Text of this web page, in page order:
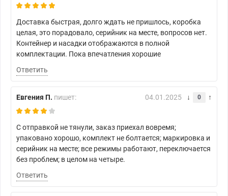
Доставка быстрая, долго ждать не пришлось, коробка
целая, это порадовало, серийник на месте, вопросов нет.
Контейнер и насадки отображаются в полной
комплектации. Пока впечатления хорошие
Ответить
Евгения П. пишет: 04.01.2025 0
С отправкой не тянули, заказ приехал вовремя;
упаковано хорошо, комплект не болтается; маркировка и
серийник на месте; все режимы работают, переключается
без проблем; в целом на четыре.
Ответить